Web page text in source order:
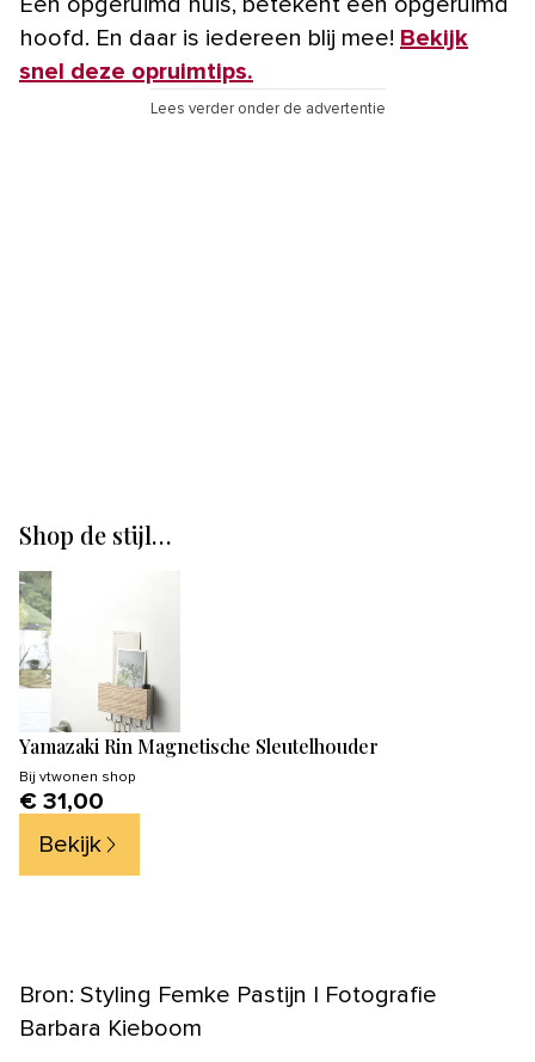
Een opgeruimd huis, betekent een opgeruimd
hoofd. En daar is iedereen blij mee! Bekijk
snel deze opruimtips.
Lees verder onder de advertentie
Shop de stijl…
Yamazaki Rin Magnetische Sleutelhouder
Bij vtwonen shop
€ 31,00
Bekijk
Bron: Styling Femke Pastijn | Fotografie
Barbara Kieboom